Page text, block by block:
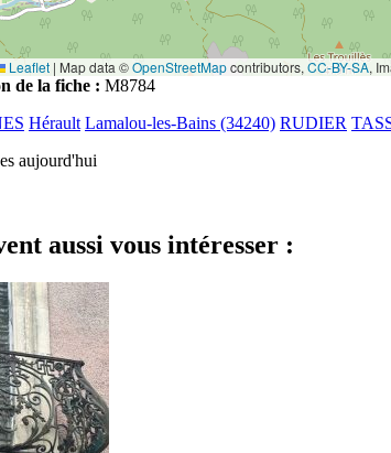
Leaflet | Map data ©OpenStreetMapcontributors, CC-BY-SA,
de la fiche : M8784
Hérault Lamalou-les-Bains (34240) RUDIER
aujourd'hui
aussi vous intéresser :